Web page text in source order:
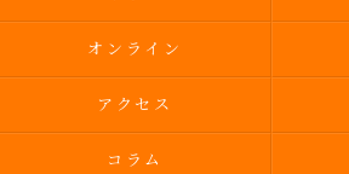
オンライン
アクセス
コラム